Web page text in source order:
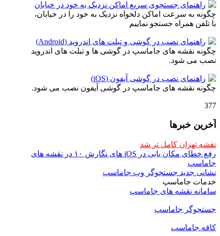
راهنمای جستجوی سریع اماکن نزدیک به خود در خیابان
چگونه به سرعت اماکن دلخواه نزدیک به خود را در خیابان،
با تلفن همراه جستجو نماییم
راهنمای نصب در گوشی و تبلت های اندروید (Android)
چگونه نقشه های جاماسپ در گوشی ها و تبلت های اندروید
نصب می شود.
راهنمای نصب در گوشی آیفون (iOS)
چگونه نقشه های جاماسپ در گوشی آیفون نصب می شود.
377
آخرین خبرها
نقشه تهران کامل تر شد
رفع خطای مکان یابی در iOS های نگارش ۱۰ در نقشه های
جاماسپ
نشانی جدید جستجوگر وب جاماسپ
خدمات جاماسپ
سامانه نقشه های جاماسپ
جستجوگر جاماسپ
کافه جاماسپ